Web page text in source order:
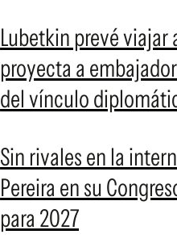
Lubetkin prevé viajar
proyecta a
del vínculo
Sin rivales en la
Pereira en su
para 2027